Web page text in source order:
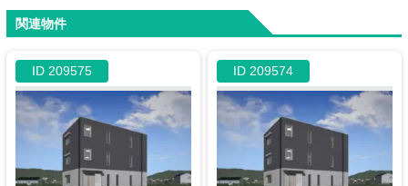
関連物件
ID 209575 ID 209574